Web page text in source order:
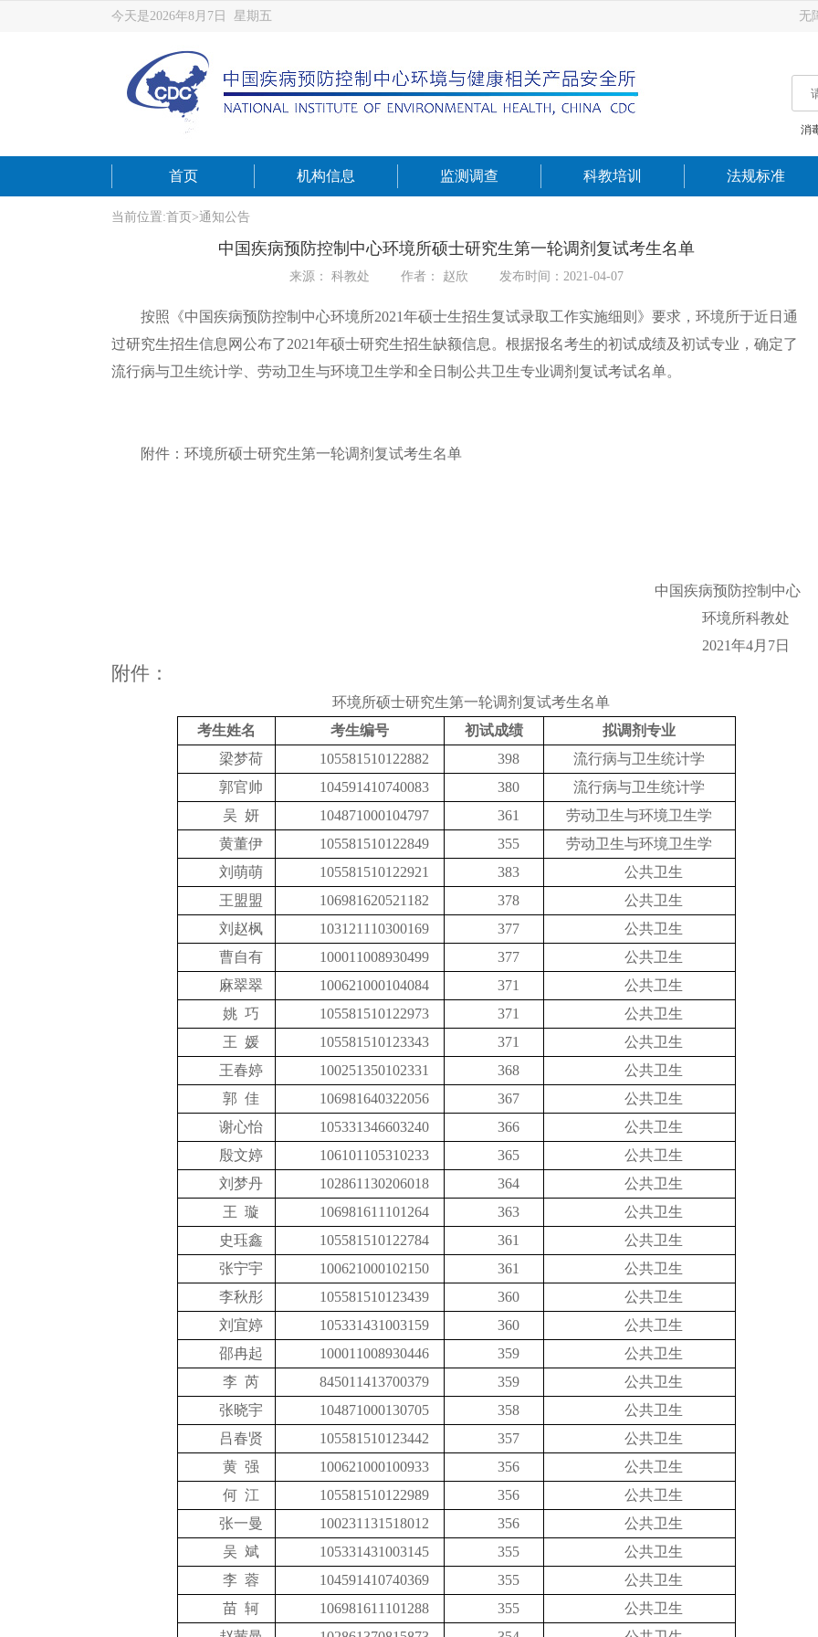
今天是2026年8月7日 星期五 无
消
首页 机构信息 监测调查 科教培训 法规标准
当前位置:首页 >通知公告
中国疾病预防控制中心环境所硕士研究生第一轮调剂复试考生名单
来源： 科教处 作者： 赵欣 发布时间：2021-04-07
按照《中国疾病预防控制中心环境所2021年硕士生招生复试录取工作实施细则》要求，环境所于近日通
过研究生招生信息网公布了2021年硕士研究生招生缺额信息。根据报名考生的初试成绩及初试专业，确定了
流行病与卫生统计学、劳动卫生与环境卫生学和全日制公共卫生专业调剂复试考试名单。
附件：环境所硕士研究生第一轮调剂复试考生名单
中国疾病预防控制中心
环境所科教处
2021年4月7日
附件：
环境所硕士研究生第一轮调剂复试考生名单
考生姓名
考生编号 初试成绩
拟调剂专业
梁梦荷
105581510122882 398
流行病与卫生统计学
郭官帅
104591410740083 380
流行病与卫生统计学
吴 妍
104871000104797 361
劳动卫生与环境卫生学
黄董伊
105581510122849 355
劳动卫生与环境卫生学
刘萌萌
105581510122921 383
公共卫生
王盟盟
106981620521182 378
公共卫生
刘赵枫
103121110300169 377
公共卫生
曹自有
100011008930499 377
公共卫生
麻翠翠
100621000104084 371
公共卫生
姚 巧
105581510122973 371
公共卫生
王 媛
105581510123343 371
公共卫生
王春婷
100251350102331 368
公共卫生
郭 佳
106981640322056 367
公共卫生
谢心怡
105331346603240 366
公共卫生
殷文婷
106101105310233 365
公共卫生
刘梦丹
102861130206018 364
公共卫生
王 璇
106981611101264 363
公共卫生
史珏鑫
105581510122784 361
公共卫生
张宁宇
100621000102150 361
公共卫生
李秋彤
105581510123439 360
公共卫生
刘宜婷
105331431003159 360
公共卫生
邵冉起
100011008930446 359
公共卫生
李 芮
845011413700379 359
公共卫生
张晓宇
104871000130705 358
公共卫生
吕春贤
105581510123442 357
公共卫生
黄 强
100621000100933 356
公共卫生
何 江
105581510122989 356
公共卫生
张一曼
100231131518012 356
公共卫生
吴 斌
105331431003145 355
公共卫生
李 蓉
104591410740369 355
公共卫生
苗 轲
106981611101288 355
公共卫生